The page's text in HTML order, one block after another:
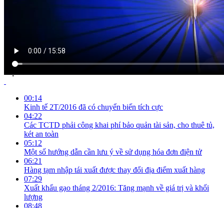
00:14
Kinh tế 2T/2016 đã có chuyển biến tích cực
04:22
Các TCTD phải công khai phí bảo quản tài sản, cho thuê tủ,
két an toàn
05:12
Một số hướng dẫn cần lưu ý về sử dụng hóa đơn điện tử
06:21
Hàng tạm nhập tái xuất được thay đổi địa điểm xuất hàng
07:29
Xuất khẩu gạo tháng 2/2016: Tăng mạnh về giá trị và khối
lượng
08:48